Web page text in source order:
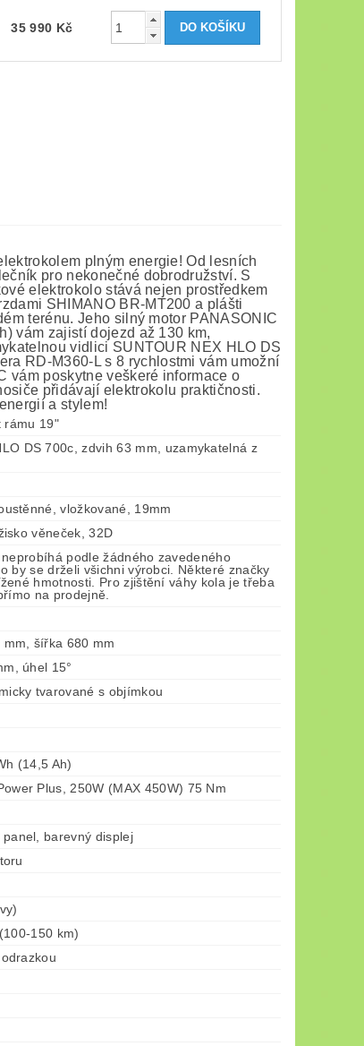
35 990 Kč
plným energie! Od lesních
pro nekonečné dobrodružství. S
elektrokolo stává nejen prostředkem
SHIMANO BR-MT200 a plášti
terénu. Jeho silný motor PANASONIC
vám zajistí dojezd až 130 km,
vidlici SUNTOUR NEX HLO DS
RD-M360-L s 8 rychlostmi vám umožní
vám poskytne veškeré informace o
přidávají elektrokolu praktičnosti.
a stylem!
rámu 19"
DS 700c, zdvih 63 mm, uzamykatelná z
vložkované, 19mm
věneček, 32D
podle žádného zavedeného
by se drželi všichni výrobci. Některé značky
hmotnosti. Pro zjištění váhy kola je třeba
na prodejně.
mm, šířka 680 mm
úhel 15°
tvarované s objímkou
(14,5 Ah)
Plus, 250W (MAX 450W) 75 Nm
panel, barevný displej
150 km)